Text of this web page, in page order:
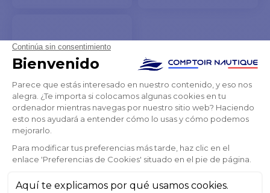
ANTICIPADO
ANTICIPADO
Barra sujeta bastón de
poste inclinado negra
estándar
282,23 €